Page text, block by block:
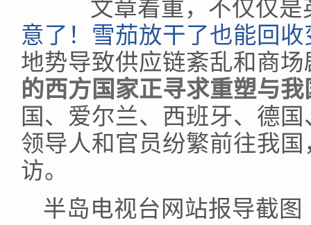
文章着重，不仅仅是
意了！雪茄放干了也能回
地势导致供应链紊乱和商
的西方国家正寻求重塑与
国、爱尔兰、西班牙、德
领导人和官员纷繁前往我
访。
半岛电视台网站报导截图